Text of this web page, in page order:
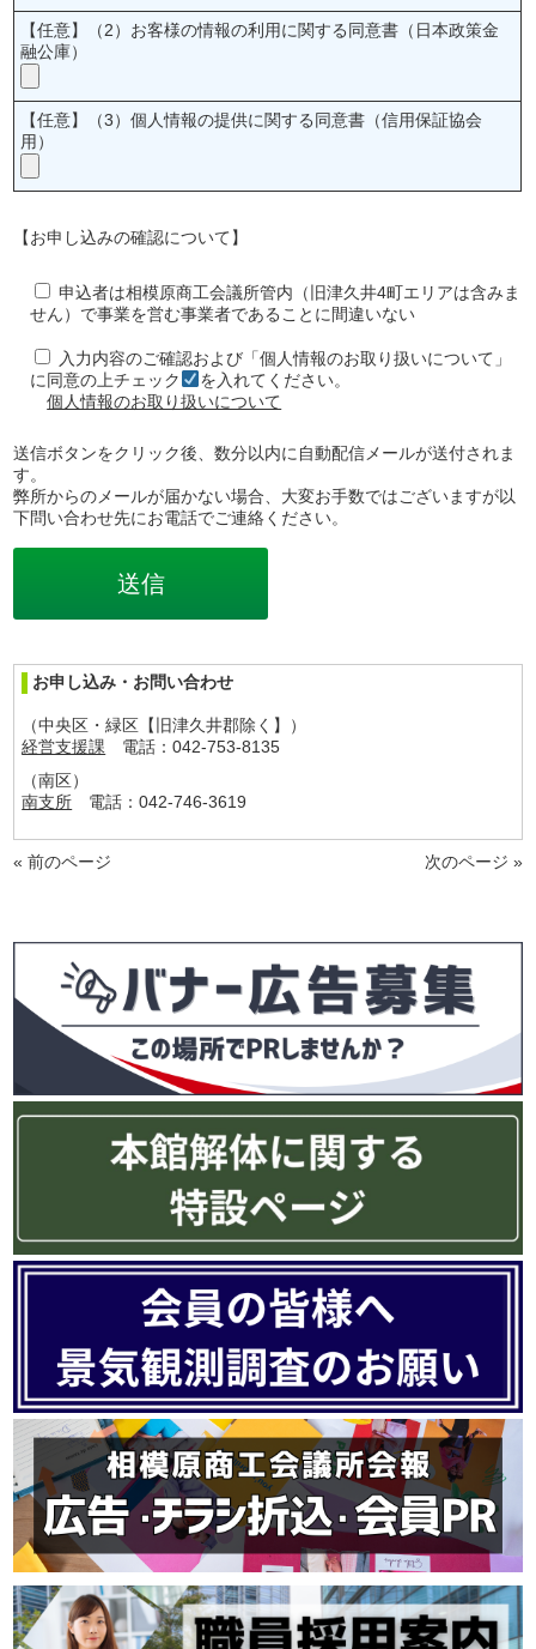
【任意】（2）お客様の情報の利用に関する同意書（日本政策金
融公庫）
【任意】（3）個人情報の提供に関する同意書（信用保証協会
用）
【お申し込みの確認について】
申込者は相模原商工会議所管内（旧津久井4町エリアは含みま
せん）で事業を営む事業者であることに間違いない
入力内容のご確認および「個人情報のお取り扱いについて」
に同意の上チェック
を入れてください。
個人情報のお取り扱いについて
送信ボタンをクリック後、数分以内に自動配信メールが送付されま
す。
弊所からのメールが届かない場合、大変お手数ではございますが以
下問い合わせ先にお電話でご連絡ください。
お申し込み・お問い合わせ
（中央区・緑区【旧津久井郡除く】）
経営支援課 電話：042-753-8135
（南区）
南支所 電話：042-746-3619
« 前のページ 次のページ »